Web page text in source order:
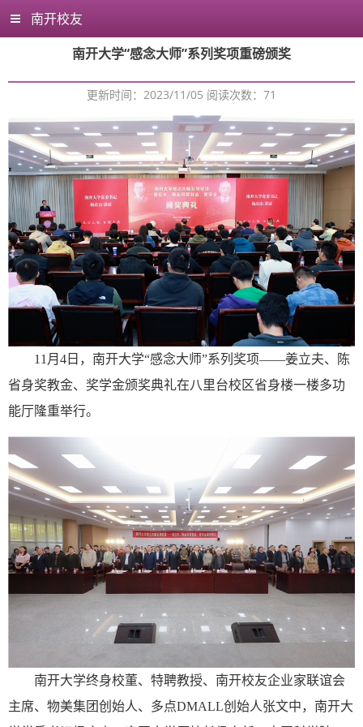
南开校友
南开大学“感念大师”系列奖项重磅颁奖
更新时间：2023/11/05 阅读次数： 71
11月4日，南开大学“感念大师”系列奖项——姜立夫、陈
省身奖教金、奖学金颁奖典礼在八里台校区省身楼一楼多功
能厅隆重举行。
南开大学终身校董、特聘教授、南开校友企业家联谊会
主席、物美集团创始人、多点DMALL创始人张文中，南开大